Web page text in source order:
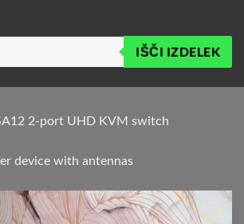
IŠČI IZDELEK